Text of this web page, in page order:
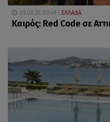
09.08.26, 09:49 ΕΛΛΑΔΑ
Καιρός: Red Code σε